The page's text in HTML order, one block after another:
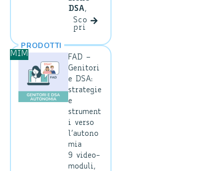
DSA,
rilasciat
a a
diagnosi
di
professi
onisti
qualifica
ti,
permette
agli
studenti
di
ricevere
Sco
pri
PRODOTTI
MIM
FAD –
Genitori
e DSA:
strategie
e
strument
i verso
l’autono
mia
9 video-
moduli,